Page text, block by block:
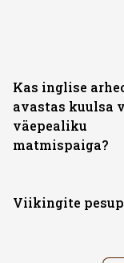
Kas inglise
avastas kuulsa
väepealiku
matmispaiga?
Viikingite